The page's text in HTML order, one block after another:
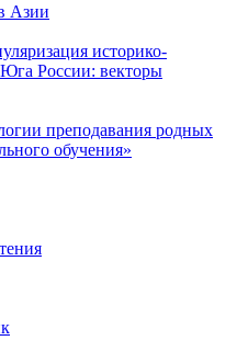
Азии
историко-
Юга России: векторы
преподавания родных
обучения»